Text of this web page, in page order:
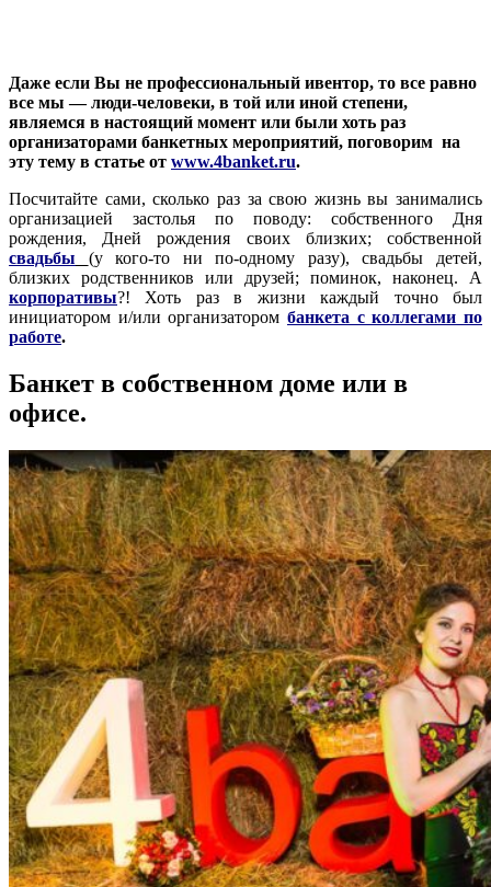
Даже если Вы не профессиональный ивентор, то все равно
все мы — люди-человеки, в той или иной степени,
являемся в настоящий момент или были хоть раз
организаторами банкетных мероприятий, поговорим на
эту тему в статье от www.4banket.ru.
Посчитайте сами, сколько раз за свою жизнь вы занимались
организацией застолья по поводу: собственного Дня
рождения, Дней рождения своих близких; собственной
свадьбы
(у кого-то ни по-одному разу), свадьбы детей,
близких родственников или друзей; поминок, наконец. А
корпоративы?! Хоть раз в жизни каждый точно был
инициатором и/или организатором банкета с коллегами по
работе.
Банкет в собственном доме или в
офисе.